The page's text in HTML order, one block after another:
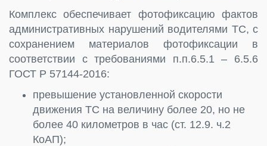
Комплекс обеспечивает фотофиксацию фактов
административных нарушений водителями ТС, с
сохранением материалов фотофиксации в
соответствии с требованиями п.п.6.5.1 – 6.5.6
ГОСТ Р 57144-2016:
превышение установленной скорости
движения ТС на величину более 20, но не
более 40 километров в час (ст. 12.9. ч.2
КоАП);